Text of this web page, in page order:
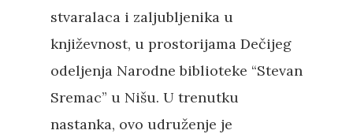
stvaralaca i zaljubljenika u
književnost, u prostorijama Dečijeg
odeljenja Narodne biblioteke “Stevan
Sremac” u Nišu. U trenutku
nastanka, ovo udruženje je